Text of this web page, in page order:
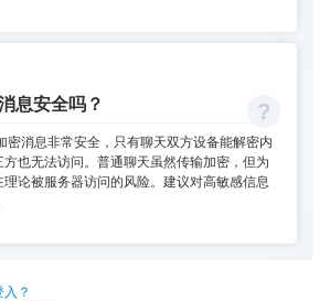
息安全吗？
密消息非常安全，只有聊天双方设备能解密内
也无法访问。普通聊天虽然传输加密，但为
论被服务器访问的风险。建议对高敏感信息
？